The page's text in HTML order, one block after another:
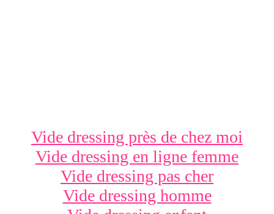
Vide dressing près de chez moi
Vide dressing en ligne femme
Vide dressing pas cher
Vide dressing homme